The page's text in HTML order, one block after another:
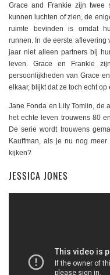
Grace and Frankie zijn twee
kunnen luchten of zien, de
ruimte bevinden is omdat
runnen. In de eerste aflevering
jaar niet alleen partners bij
leven. Grace en Frankie
persoonlijkheden van Grace
elkaar, blijkt dat ze toch echt
Jane Fonda en Lily Tomlin, de
het echte leven trouwens 80
De serie wordt trouwens
Kauffman, als je nu nog
kijken?
JESSICA JONES